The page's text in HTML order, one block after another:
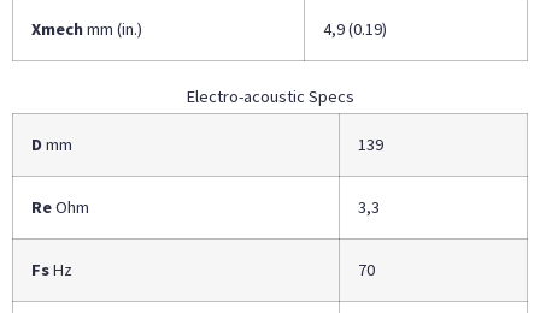
Xmechmm (in.) 4,9 (0.19)
Dmm 139
ReOhm 3,3
FsHz 70
Electro-acoustic Specs